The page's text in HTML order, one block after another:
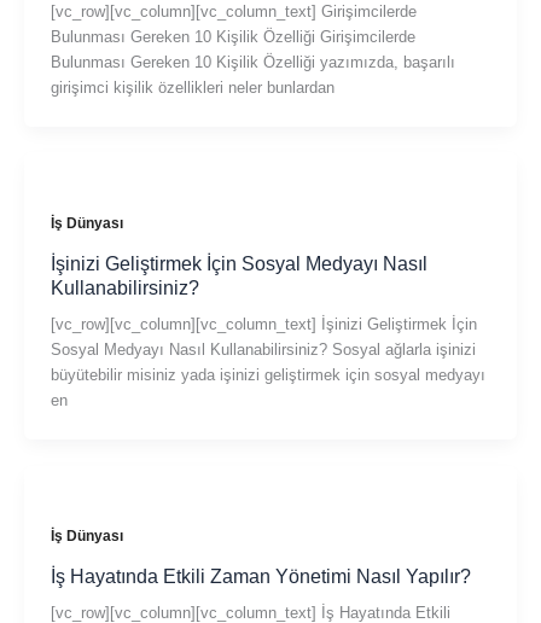
[vc_row][vc_column][vc_column_text] Girişimcilerde
Bulunması Gereken 10 Kişilik Özelliği Girişimcilerde
Bulunması Gereken 10 Kişilik Özelliği yazımızda, başarılı
girişimci kişilik özellikleri neler bunlardan
İş Dünyası
İşinizi Geliştirmek İçin Sosyal Medyayı Nasıl
Kullanabilirsiniz?
[vc_row][vc_column][vc_column_text] İşinizi Geliştirmek İçin
Sosyal Medyayı Nasıl Kullanabilirsiniz? Sosyal ağlarla işinizi
büyütebilir misiniz yada işinizi geliştirmek için sosyal medyayı
en
İş Dünyası
İş Hayatında Etkili Zaman Yönetimi Nasıl Yapılır?
[vc_row][vc_column][vc_column_text] İş Hayatında Etkili